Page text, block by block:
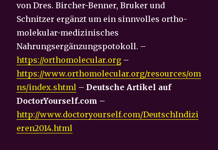
von Dres. Bircher-Benner, Bruker und
Schnitzer ergänzt um ein sinnvolles ortho-
molekular-medizinisches
Nahrungsergänzungspotokoll. –
https://orthomolecular.org –
https://www.orthomolecular.org/resources/om
ns/index.shtml –Deutsche Artikel auf
DoctorYourself.com –
http://www.doctoryourself.com/DeutschIndizi
eren2014.html